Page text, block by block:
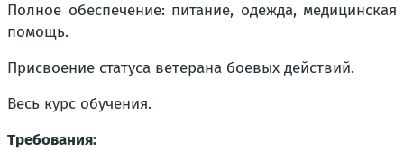
Полное обеспечение: питание, одежда, медицинская
помощь.
Присвоение статуса ветерана боевых действий.
Весь курс обучения.
Требования: